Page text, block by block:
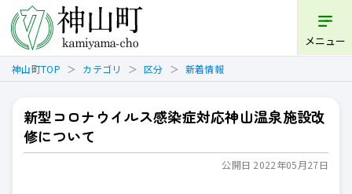
メニュー
神山町TOP カテゴリ 区分 新着情報
新型コロナウイルス感染症対応神山温泉施設改
修について
公開日 2022年05月27日